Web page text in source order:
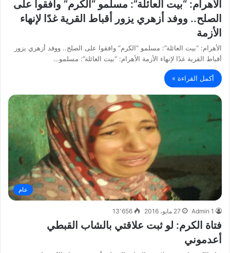
الأهرام: “بيت العائلة”: مسلمو “الكرم” وافقوا على
الصلح.. ووفد أزهري يزور أقباط القرية غدًا لإنهاء
الأزمة
الأهرام: “بيت العائلة”: مسلمو “الكرم” وافقوا على الصلح.. ووفد أزهري يزور
أقباط القرية غدًا لإنهاء الأزمة الأهرام: “بيت العائلة”: مسلمو…
أكمل القراءة »
عام
Admin 1 27 مايو، 2016 13٬656
فتاة الكرم: لو ثبت علاقتي بالشاب القبطي
أعدموني